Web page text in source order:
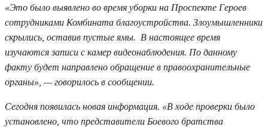
«Это было выявлено во время уборки на Проспекте Героев
сотрудниками Комбината благоустройства. Злоумышленники
скрылись, оставив пустые ямы. В настоящее время
изучаются записи с камер видеонаблюдения. По данному
факту будет направлено обращение в правоохранительные
органы», — говорилось в сообщении.
Сегодня появилась новая информация. «В ходе проверки было
установлено, что представители Боевого братства